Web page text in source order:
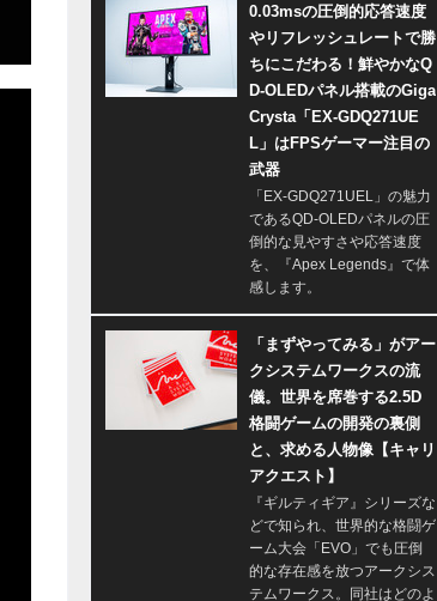
0.03msの圧倒的応答速度
やリフレッシュレートで勝
ちにこだわる！鮮やかなQ
D-OLEDパネル搭載のGiga
Crysta「EX-GDQ271UE
L」はFPSゲーマー注目の
武器
「EX-GDQ271UEL」の魅力
であるQD-OLEDパネルの圧
倒的な見やすさや応答速度
を、『Apex Legends』で体
感します。
「まずやってみる」がアー
クシステムワークスの流
儀。世界を席巻する2.5D
格闘ゲームの開発の裏側
と、求める人物像【キャリ
アクエスト】
『ギルティギア』シリーズな
どで知られ、世界的な格闘ゲ
ーム大会「EVO」でも圧倒
的な存在感を放つアークシス
テムワークス。同社はどのよ